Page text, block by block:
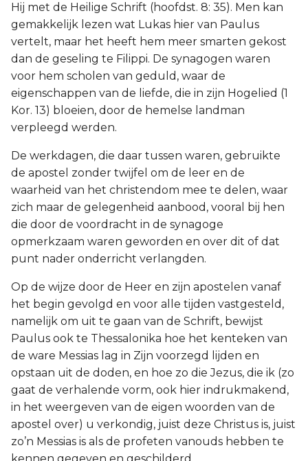
Hij met de Heilige Schrift (hoofdst. 8: 35). Men kan
gemakkelijk lezen wat Lukas hier van Paulus
vertelt, maar het heeft hem meer smarten gekost
dan de geseling te Filippi. De synagogen waren
voor hem scholen van geduld, waar de
eigenschappen van de liefde, die in zijn Hogelied (1
Kor. 13) bloeien, door de hemelse landman
verpleegd werden.
De werkdagen, die daar tussen waren, gebruikte
de apostel zonder twijfel om de leer en de
waarheid van het christendom mee te delen, waar
zich maar de gelegenheid aanbood, vooral bij hen
die door de voordracht in de synagoge
opmerkzaam waren geworden en over dit of dat
punt nader onderricht verlangden.
Op de wijze door de Heer en zijn apostelen vanaf
het begin gevolgd en voor alle tijden vastgesteld,
namelijk om uit te gaan van de Schrift, bewijst
Paulus ook te Thessalonika hoe het kenteken van
de ware Messias lag in Zijn voorzegd lijden en
opstaan uit de doden, en hoe zo die Jezus, die ik (zo
gaat de verhalende vorm, ook hier indrukmakend,
in het weergeven van de eigen woorden van de
apostel over) u verkondig, juist deze Christus is, juist
zo’n Messias is als de profeten vanouds hebben te